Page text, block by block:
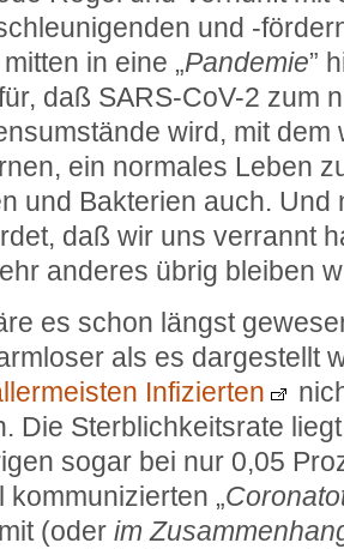
und -
mitten in eine „Pandemie”
daß SARS-CoV-2 zum
wird, mit dem
ein normales Leben
und Bakterien auch. Und
daß wir uns verrannt
anderes übrig bleiben
es schon längst
als es dargestellt
Infizierten
Die Sterblichkeitsrate
sogar bei nur 0,05
kommunizierten „
(oder im